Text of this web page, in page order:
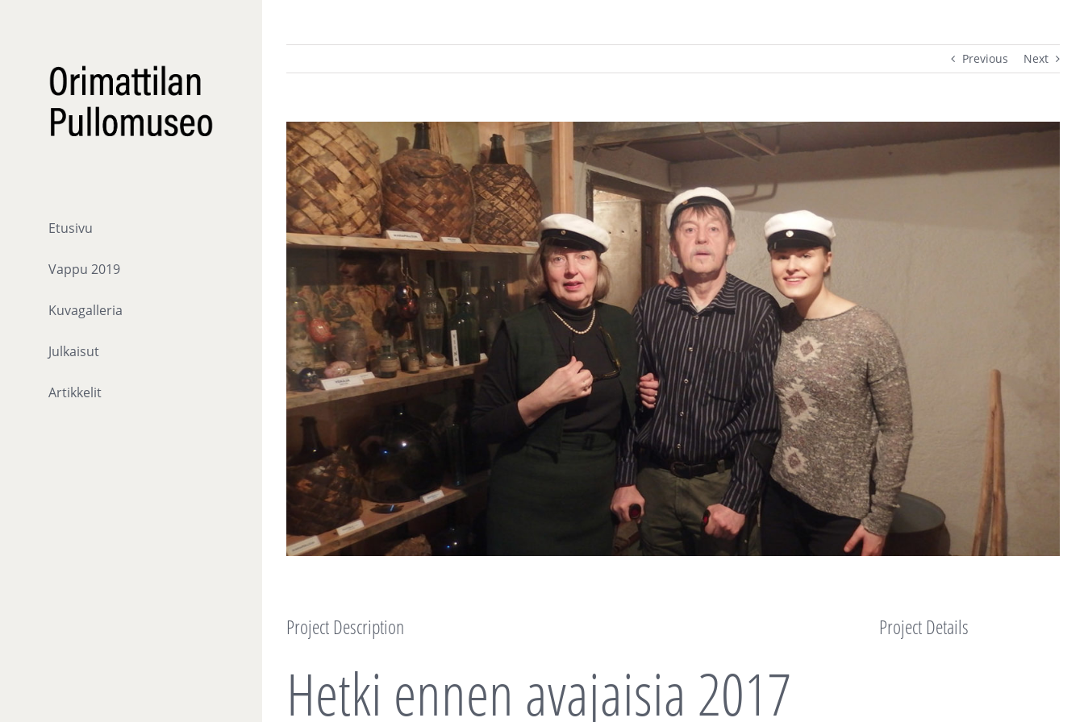
Etusivu
Vappu 2019
Kuvagalleria
Julkaisut
Artikkelit
Previous Next
View
Larger
Image
Project Description
Hetki ennen avajaisia 2017
Project Details